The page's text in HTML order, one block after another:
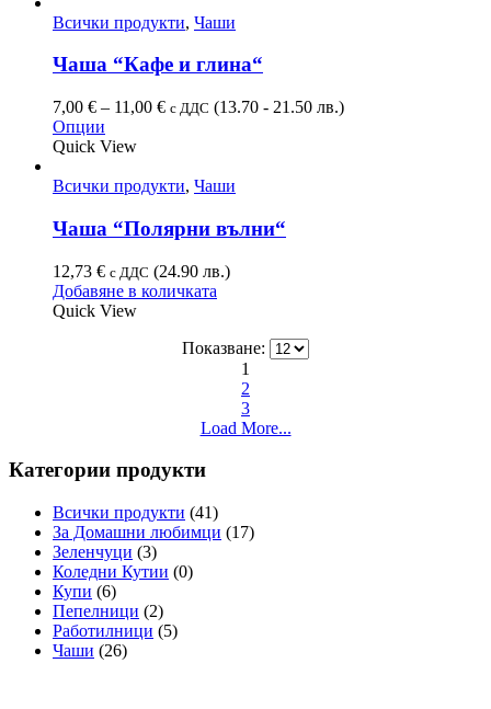
Всички продукти, Чаши
Чаша “Кафе и глина“
7,00 € – 11,00 € с ДДС (13.70 - 21.50 лв.)
Опции
Quick View
Всички продукти, Чаши
Чаша “Полярни вълни“
12,73 € с ДДС (24.90 лв.)
Добавяне в количката
Quick View
Показване:
1
2
3
Load More...
Категории продукти
Всички продукти (41)
За Домашни любимци (17)
Зеленчуци (3)
Коледни Кутии (0)
Купи (6)
Пепелници (2)
Работилници (5)
Чаши (26)